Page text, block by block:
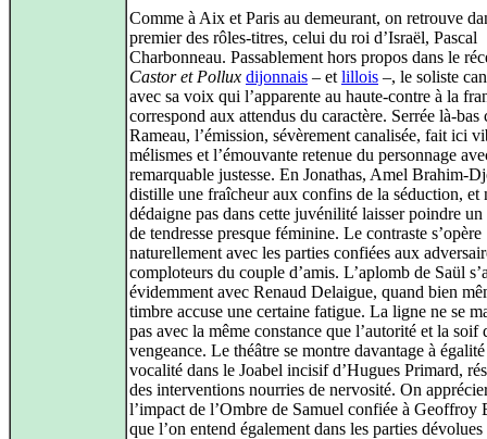
Comme à Aix et Paris au demeurant, on retrouve
premier des rôles-titres, celui du roi d’Israël, Pascal
Charbonneau. Passablement hors propos dans le
Castor et Pollux dijonnais – et lillois –, le soliste
avec sa voix qui l’apparente au haute-contre à la
correspond aux attendus du caractère. Serrée là-bas
Rameau, l’émission, sévèrement canalisée, fait ici
mélismes et l’émouvante retenue du personnage
remarquable justesse. En Jonathas, Amel Brahim-
distille une fraîcheur aux confins de la séduction, et
dédaigne pas dans cette juvénilité laisser poindre
de tendresse presque féminine. Le contraste s’opère
naturellement avec les parties confiées aux
comploteurs du couple d’amis. L’aplomb de Saül
évidemment avec Renaud Delaigue, quand bien
timbre accuse une certaine fatigue. La ligne ne se
pas avec la même constance que l’autorité et la soif
vengeance. Le théâtre se montre davantage à
vocalité dans le Joabel incisif d’Hugues Primard,
des interventions nourries de nervosité. On
l’impact de l’Ombre de Samuel confiée à Geoffroy
que l’on entend également dans les parties